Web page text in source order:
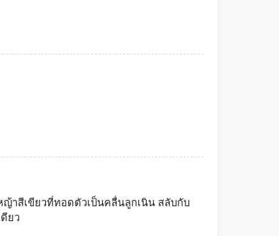
ญ้าสีเขียวที่ทอดตัวเป็นคลื่นลูกเนิน สลับกับ
ยว